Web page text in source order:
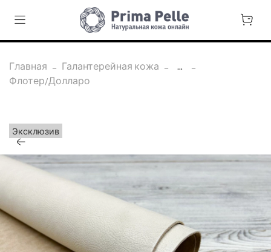
Главная Галантерейная кожа
...
Флотер/Долларо
Эксклюзив